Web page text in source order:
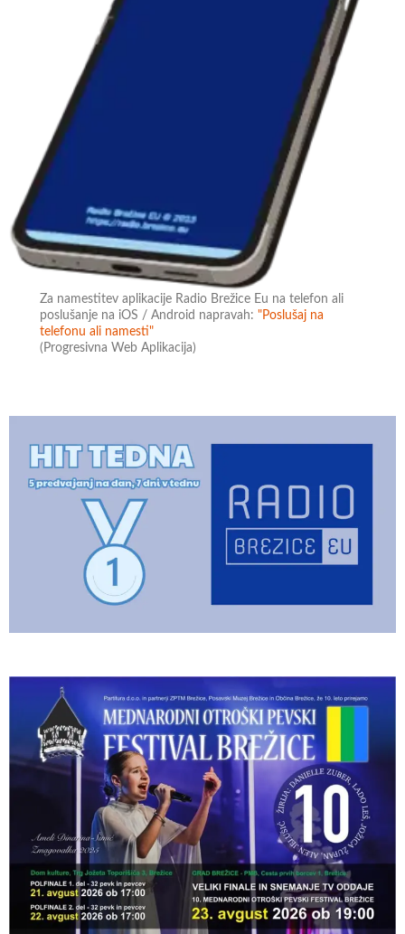
Za namestitev aplikacije Radio Brežice Eu na telefon ali
poslušanje na iOS / Android napravah:"Poslušaj na
telefonu ali namesti"
(Progresivna Web Aplikacija)